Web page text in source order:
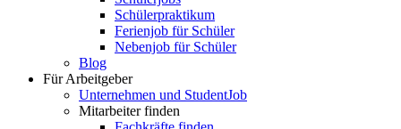
Schülerpraktikum
Ferienjob für Schüler
Nebenjob für Schüler
Blog
Für Arbeitgeber
Unternehmen und StudentJob
Mitarbeiter finden